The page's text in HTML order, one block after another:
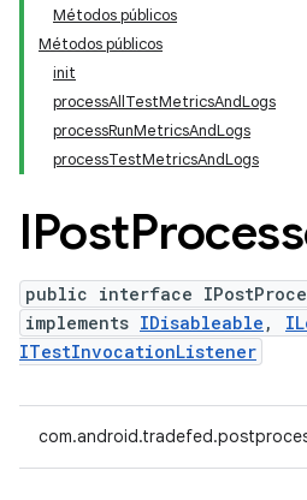
Métodos públicos
Métodos públicos
init
processAllTestMetricsAndLogs
processRunMetricsAndLogs
processTestMetricsAndLogs
IPost
public interface
implements IDisableable ,
ITestInvocationListener